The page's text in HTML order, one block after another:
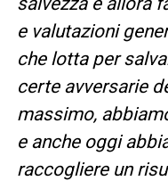
e valutazioni
che lotta per
certe avversarie
massimo,
e anche oggi
raccogliere un